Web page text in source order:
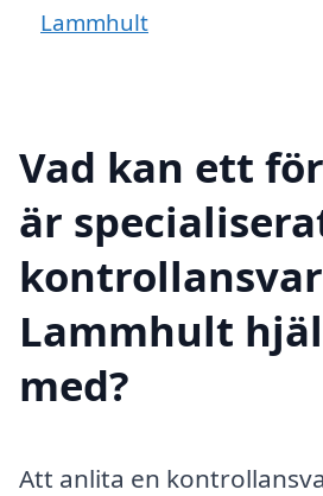
Lammhult
Vad kan ett
är
Lammhult
med?
Att anlita en